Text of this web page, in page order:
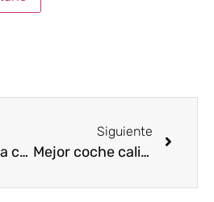
Consejos para conducir con lluvia
Siguiente
Mejor coche calidad precio. Ranking 2023